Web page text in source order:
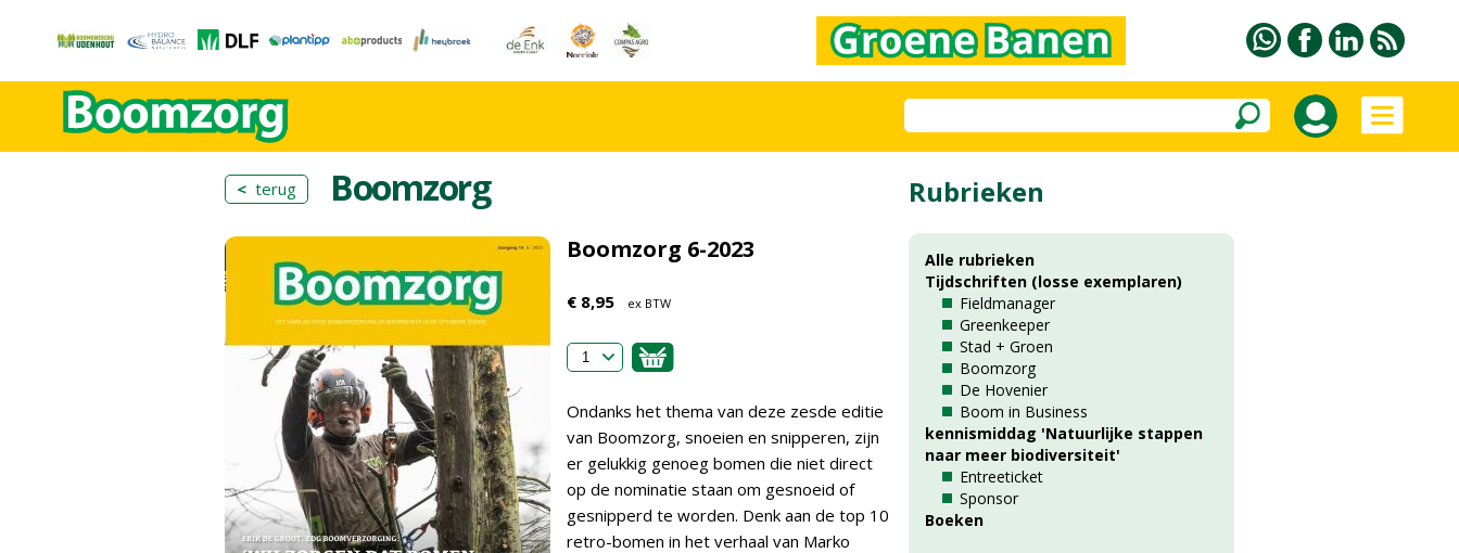
< terug Boomzorg
Boomzorg 6-2023
€ 8,95 ex BTW
Ondanks het thema van deze zesde editie
van Boomzorg, snoeien en snipperen, zijn
er gelukkig genoeg bomen die niet direct
op de nominatie staan om gesnoeid of
gesnipperd te worden. Denk aan de top 10
retro-bomen in het verhaal van Marko
Rubrieken
Alle rubrieken
Tijdschriften (losse exemplaren)
Fieldmanager
Greenkeeper
Stad + Groen
Boomzorg
De Hovenier
Boom in Business
kennismiddag 'Natuurlijke stappen
naar meer biodiversiteit'
Entreeticket
Sponsor
Boeken